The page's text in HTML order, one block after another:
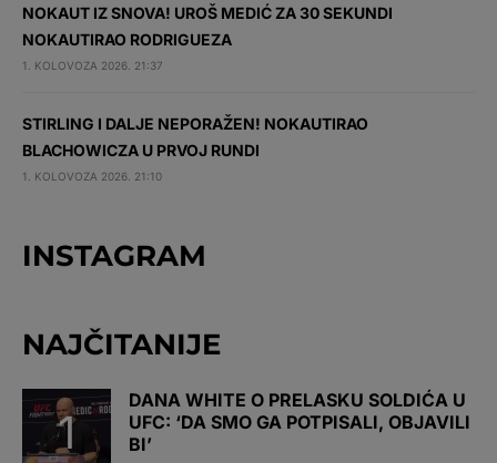
NOKAUT IZ SNOVA! UROŠ MEDIĆ ZA 30 SEKUNDI
NOKAUTIRAO RODRIGUEZA
1. KOLOVOZA 2026. 21:37
STIRLING I DALJE NEPORAŽEN! NOKAUTIRAO
BLACHOWICZA U PRVOJ RUNDI
1. KOLOVOZA 2026. 21:10
INSTAGRAM
NAJČITANIJE
DANA WHITE O PRELASKU SOLDIĆA U
UFC: ‘DA SMO GA POTPISALI, OBJAVILI
BI’